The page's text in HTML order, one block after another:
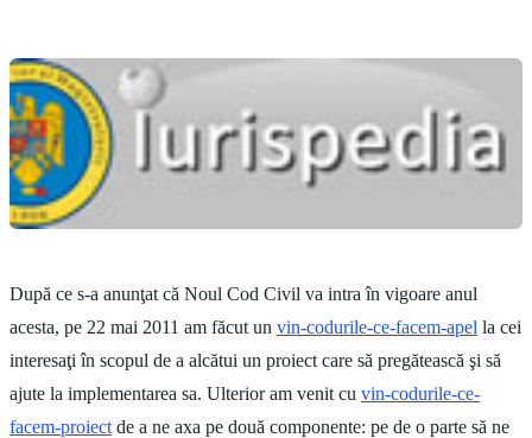
După ce s-a anunţat că Noul Cod Civil va intra în vigoare anul
acesta, pe 22 mai 2011 am făcut un vin-codurile-ce-facem-apel la cei
interesaţi în scopul de a alcătui un proiect care să pregătească şi să
ajute la implementarea sa. Ulterior am venit cu vin-codurile-ce-
facem-proiect de a ne axa pe două componente: pe de o parte să ne